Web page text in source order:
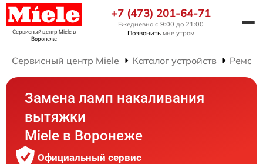
Сервисный центр Mieleв
Воронеже
+7 (473) 201-64-71
Ежедневно с 9:00 до 21:00
Позвонить мне утром
Сервисный центр Miele Каталог устройств
Замена ламп накаливания
вытяжки
Miele в Воронеже
Официальный сервис